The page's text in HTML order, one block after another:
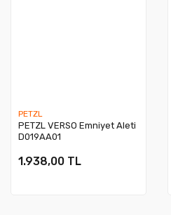
PETZL
PETZL VERSO Emniyet Aleti
D019AA01
1.938,00 TL